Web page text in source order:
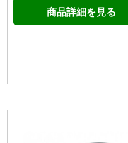
商品詳細を見る